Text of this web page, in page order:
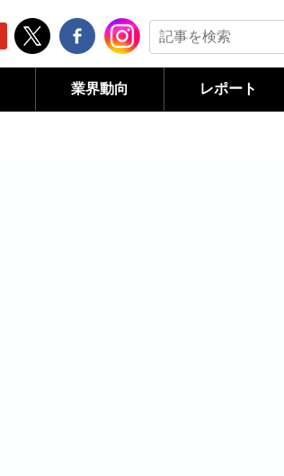
業界動向 レポート